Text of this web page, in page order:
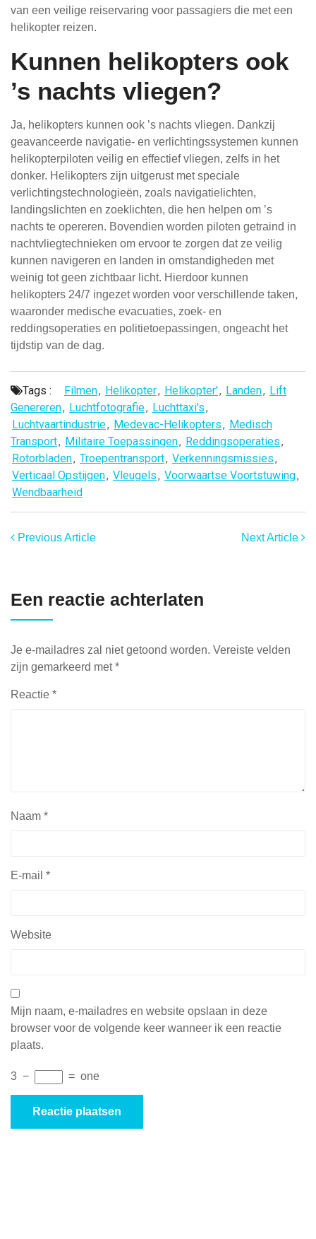
van een veilige reiservaring voor passagiers die met een
helikopter reizen.
Kunnen helikopters ook
’s nachts vliegen?
Ja, helikopters kunnen ook ’s nachts vliegen. Dankzij
geavanceerde navigatie- en verlichtingssystemen kunnen
helikopterpiloten veilig en effectief vliegen, zelfs in het
donker. Helikopters zijn uitgerust met speciale
verlichtingstechnologieën, zoals navigatielichten,
landingslichten en zoeklichten, die hen helpen om ’s
nachts te opereren. Bovendien worden piloten getraind in
nachtvliegtechnieken om ervoor te zorgen dat ze veilig
kunnen navigeren en landen in omstandigheden met
weinig tot geen zichtbaar licht. Hierdoor kunnen
helikopters 24/7 ingezet worden voor verschillende taken,
waaronder medische evacuaties, zoek- en
reddingsoperaties en politietoepassingen, ongeacht het
tijdstip van de dag.
Tags : Filmen, Helikopter, Helikopter', Landen, Lift
Genereren, Luchtfotografie, Luchttaxi's,
Luchtvaartindustrie, Medevac-Helikopters, Medisch
Transport, Militaire Toepassingen, Reddingsoperaties,
Rotorbladen, Troepentransport, Verkenningsmissies,
Verticaal Opstijgen, Vleugels, Voorwaartse Voortstuwing,
Wendbaarheid
Previous Article Next Article
Een reactie achterlaten
Je e-mailadres zal niet getoond worden. Vereiste velden
zijn gemarkeerd met*
Reactie *
Naam *
E-mail *
Website
Mijn naam, e-mailadres en website opslaan in deze
browser voor de volgende keer wanneer ik een reactie
plaats.
3 − = one